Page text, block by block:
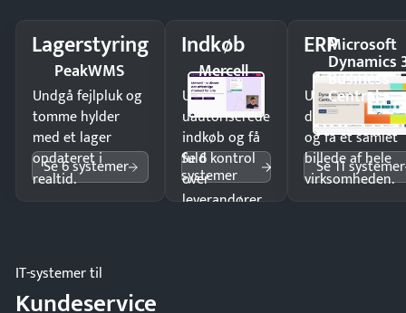
Lagerstyring
PeakWMS
Undgå fejlpluk og
tomme hylder
med et lager
opdateret i
realtid.
Se 6 systemer
Indkøb
Mercell
Undgå
uautoriserede
indkøb og få
fuld kontrol
over
leverandører
Se 6
systemer
ERPMicrosoft
Dynamics
Business
Central
Undgå
og få ét samlet
billede af hele
virksomheden.
Se 11 systemer
IT-systemer til
Kundeservice